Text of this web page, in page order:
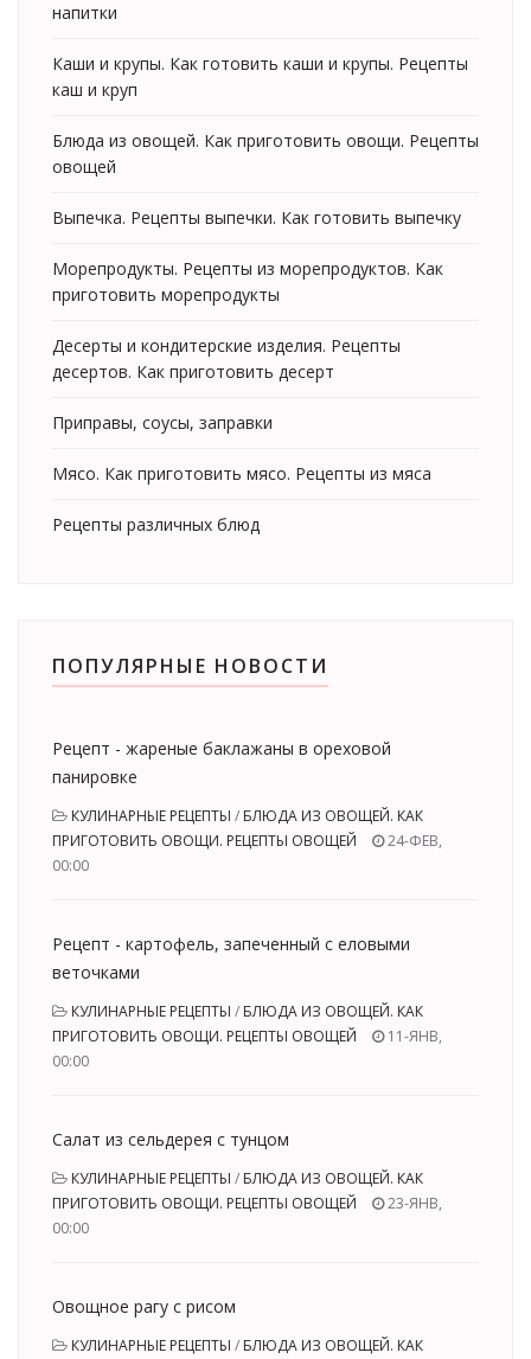
напитки
Каши и крупы. Как готовить каши и крупы. Рецепты
каш и круп
Блюда из овощей. Как приготовить овощи. Рецепты
овощей
Выпечка. Рецепты выпечки. Как готовить выпечку
Морепродукты. Рецепты из морепродуктов. Как
приготовить морепродукты
Десерты и кондитерские изделия. Рецепты
десертов. Как приготовить десерт
Приправы, соусы, заправки
Мясо. Как приготовить мясо. Рецепты из мяса
Рецепты различных блюд
ПОПУЛЯРНЫЕ НОВОСТИ
Рецепт - жареные баклажаны в ореховой
панировке
КУЛИНАРНЫЕ РЕЦЕПТЫ / БЛЮДА ИЗ ОВОЩЕЙ. КАК
ПРИГОТОВИТЬ ОВОЩИ. РЕЦЕПТЫ ОВОЩЕЙ
24-ФЕВ,
00:00
Рецепт - картофель, запеченный с еловыми
веточками
КУЛИНАРНЫЕ РЕЦЕПТЫ / БЛЮДА ИЗ ОВОЩЕЙ. КАК
ПРИГОТОВИТЬ ОВОЩИ. РЕЦЕПТЫ ОВОЩЕЙ
11-ЯНВ,
00:00
Салат из сельдерея с тунцом
КУЛИНАРНЫЕ РЕЦЕПТЫ / БЛЮДА ИЗ ОВОЩЕЙ. КАК
ПРИГОТОВИТЬ ОВОЩИ. РЕЦЕПТЫ ОВОЩЕЙ
23-ЯНВ,
00:00
Овощное рагу с рисом
КУЛИНАРНЫЕ РЕЦЕПТЫ / БЛЮДА ИЗ ОВОЩЕЙ. КАК